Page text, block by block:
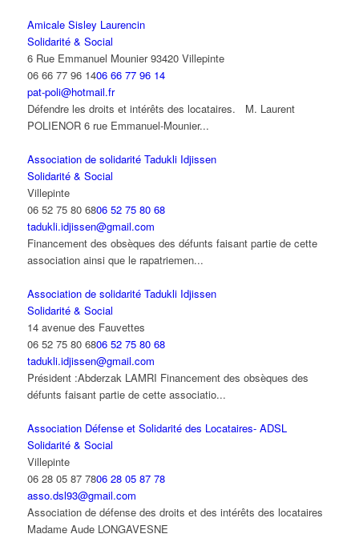
Amicale Sisley Laurencin
Solidarité & Social
6 Rue Emmanuel Mounier 93420 Villepinte
06 66 77 96 1406 66 77 96 14
pat-poli@hotmail.fr
Défendre les droits et intérêts des locataires. M. Laurent
POLIENOR 6 rue Emmanuel-Mounier...
Association de solidarité Tadukli Idjissen
Solidarité & Social
Villepinte
06 52 75 80 6806 52 75 80 68
tadukli.idjissen@gmail.com
Financement des obsèques des défunts faisant partie de cette
association ainsi que le rapatriemen...
Association de solidarité Tadukli Idjissen
Solidarité & Social
14 avenue des Fauvettes
06 52 75 80 6806 52 75 80 68
tadukli.idjissen@gmail.com
Président :Abderzak LAMRI Financement des obsèques des
défunts faisant partie de cette associatio...
Association Défense et Solidarité des Locataires- ADSL
Solidarité & Social
Villepinte
06 28 05 87 7806 28 05 87 78
asso.dsl93@gmail.com
Association de défense des droits et des intérêts des locataires
Madame Aude LONGAVESNE